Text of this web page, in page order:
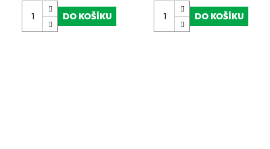
DO KOŠÍKU DO KOŠÍKU